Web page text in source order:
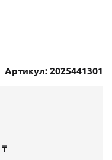
Артикул: 2025441301
₸